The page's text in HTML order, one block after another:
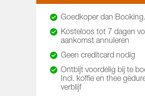
Goedkoper dan
Kosteloos tot 7 dagen
aankomst annuleren
Geen creditcard nodig
Ontbijt voordelig bij te
Incl. koffie en thee
verblijf